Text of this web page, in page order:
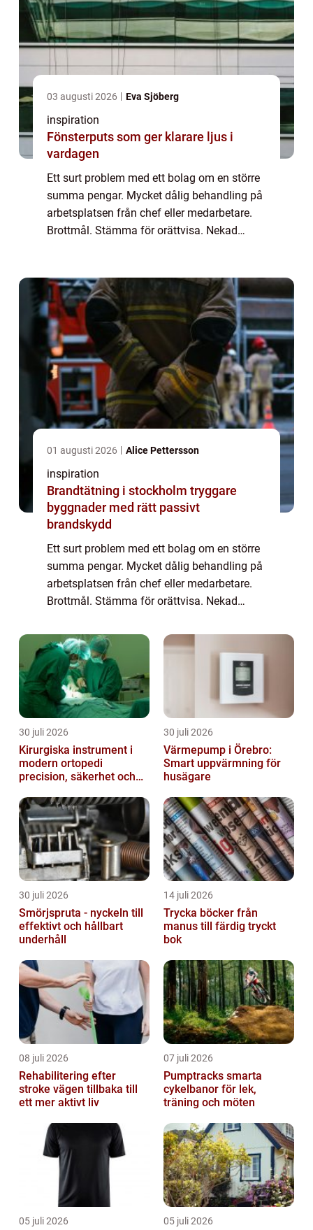
03 augusti 2026 Eva Sjöberg
inspiration
Fönsterputs som ger klarare ljus i
vardagen
Ett surt problem med ett bolag om en större
summa pengar. Mycket dålig behandling på
arbetsplatsen från chef eller medarbetare.
Brottmål. Stämma för orättvisa. Nekad
01 augusti 2026 Alice Pettersson
inspiration
Brandtätning i stockholm tryggare
byggnader med rätt passivt
brandskydd
Ett surt problem med ett bolag om en större
summa pengar. Mycket dålig behandling på
arbetsplatsen från chef eller medarbetare.
Brottmål. Stämma för orättvisa. Nekad
30 juli 2026
Kirurgiska instrument i
modern ortopedi
precision, säkerhet och
30 juli 2026
Värmepump i Örebro:
Smart uppvärmning för
husägare
30 juli 2026
Smörjspruta - nyckeln till
effektivt och hållbart
underhåll
14 juli 2026
Trycka böcker från
manus till färdig tryckt
bok
08 juli 2026
Rehabilitering efter
stroke vägen tillbaka till
ett mer aktivt liv
07 juli 2026
Pumptracks smarta
cykelbanor för lek,
träning och möten
05 juli 2026 05 juli 2026